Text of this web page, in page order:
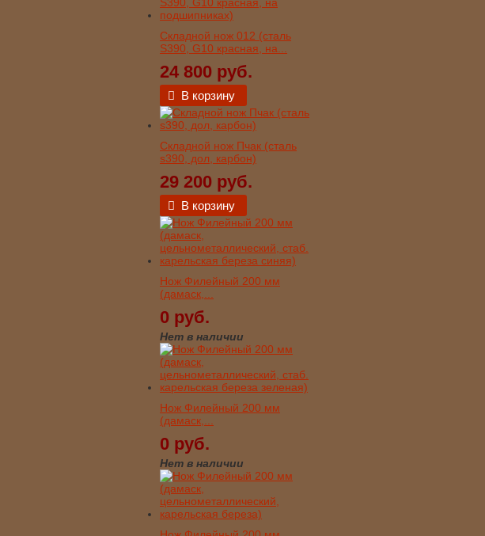
Складной нож 012 (сталь
S390, G10 красная, на...
24 800 руб.
В корзину
Складной нож Пчак (сталь
s390, дол, карбон)
29 200 руб.
В корзину
Нож Филейный 200 мм
(дамаск,...
0 руб.
Нет в наличии
Нож Филейный 200 мм
(дамаск,...
0 руб.
Нет в наличии